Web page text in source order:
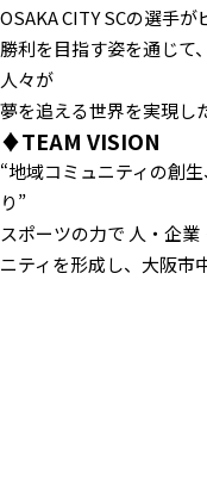
OSAKA CITY SCの選手が
勝利を目指す姿を通じて
人々が
夢を追える世界を実現し
♦TEAM VISION
“地域コミュニティの創
り”
スポーツの力で 人・企業
ニティを形成し、大阪市